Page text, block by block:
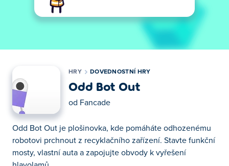
HRY DOVEDNOSTNÍ HRY
Odd Bot Out
od Fancade
Odd Bot Out je plošinovka, kde pomáháte odhozenému
robotovi prchnout z recyklačního zařízení. Stavte funkční
mosty, vlastní auta a zapojujte obvody k vyřešení